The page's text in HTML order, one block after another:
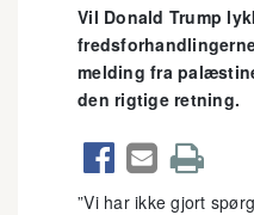
Vil Donald Trump
melding fra
den rigtige retning.
  
”Vi har ikke gjort